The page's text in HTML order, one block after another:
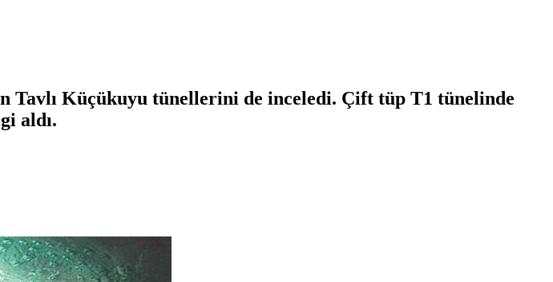
Tavlı Küçükuyu tünellerini de inceledi. Çift tüp T1 tünelinde
aldı.